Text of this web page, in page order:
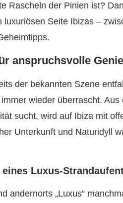
Rascheln der Pinien ist?
Seite Ibizas –
anspruchsvolle
der bekannten Szene
wieder überrascht.
sucht, wird auf Ibiza mit
Unterkunft und Naturidyll
Luxus-
andernorts „Luxus“